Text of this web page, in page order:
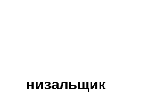
низальщик